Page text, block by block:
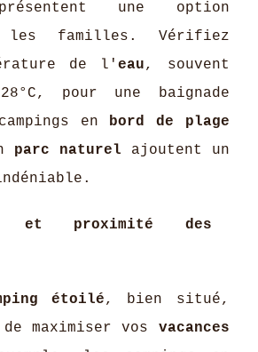
une option
les familles. Vérifiez
de l'eau, souvent
pour une baignade
en bord de plage
parc naturel ajoutent un
et proximité des
étoilé, bien situé,
maximiser vos vacances